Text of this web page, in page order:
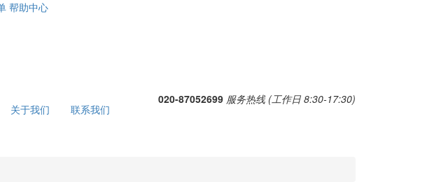
帮助中心
关于我们 联系我们
020-87052699 服务热线 (工作日 8:30-17:30)